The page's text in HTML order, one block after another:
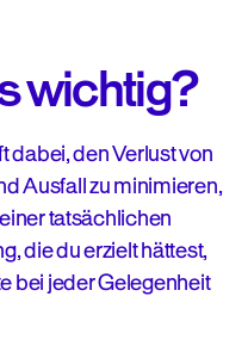
wichtig?
dabei, den Verlust von
Ausfall zu minimieren,
tatsächlichen
die du erzielt hättest,
bei jeder Gelegenheit